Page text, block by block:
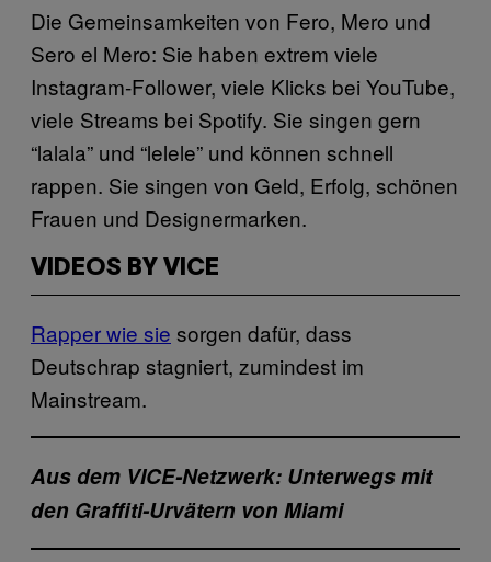
Die Gemeinsamkeiten von Fero, Mero und
Sero el Mero: Sie haben extrem viele
Instagram-Follower, viele Klicks bei YouTube,
viele Streams bei Spotify. Sie singen gern
“lalala” und “lelele” und können schnell
rappen. Sie singen von Geld, Erfolg, schönen
Frauen und Designermarken.
VIDEOS BY VICE
Rapper wie sie sorgen dafür, dass
Deutschrap stagniert, zumindest im
Mainstream.
Aus dem VICE-Netzwerk: Unterwegs mit
den Graffiti-Urvätern von Miami